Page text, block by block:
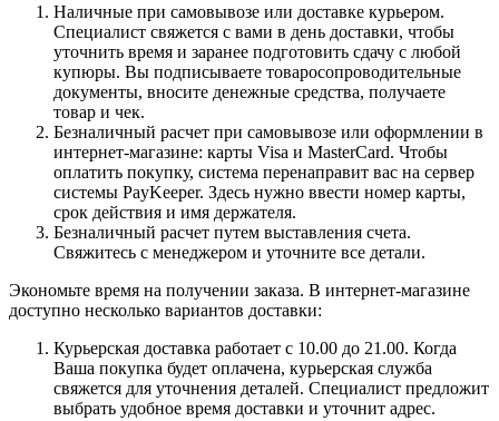
Наличные при самовывозе или доставке курьером.
Специалист свяжется с вами в день доставки, чтобы
уточнить время и заранее подготовить сдачу с любой
купюры. Вы подписываете товаросопроводительные
документы, вносите денежные средства, получаете
товар и чек.
Безналичный расчет при самовывозе или оформлении в
интернет-магазине: карты Visa и MasterCard. Чтобы
оплатить покупку, система перенаправит вас на сервер
системы PayKeeper. Здесь нужно ввести номер карты,
срок действия и имя держателя.
Безналичный расчет путем выставления счета.
Свяжитесь с менеджером и уточните все детали.
Экономьте время на получении заказа. В интернет-магазине
доступно несколько вариантов доставки:
Курьерская доставка работает с 10.00 до 21.00. Когда
Ваша покупка будет оплачена, курьерская служба
свяжется для уточнения деталей. Специалист предложит
выбрать удобное время доставки и уточнит адрес.